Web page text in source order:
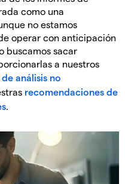
como una
no estamos
operar con anticipación
buscamos sacar
a nuestros
análisis no
recomendaciones de
.